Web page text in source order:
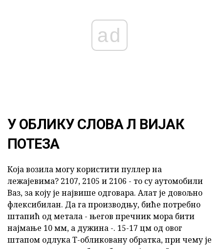
ad
У ОБЛИКУ СЛОВА Л ВИЈАК
ПОТЕЗА
Која возила могу користити пуллер на
лежајевима? 2107, 2105 и 2106 - то су аутомобили
Ваз, за коју је највише одговара. Алат је довољно
флексибилан. Да га производњу, биће потребно
штапић од метала - његов пречник мора бити
најмање 10 мм, а дужина -. 15-17 цм од овог
штапом одлука Т-обликовану обратка, при чему је